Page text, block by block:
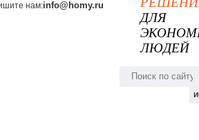
нам:info@homy.ru
ДЛЯ
ЛЮДЕЙ